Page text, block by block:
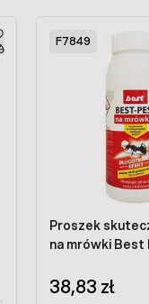
F7849
Proszek
na mrówki Best
38,83 zł